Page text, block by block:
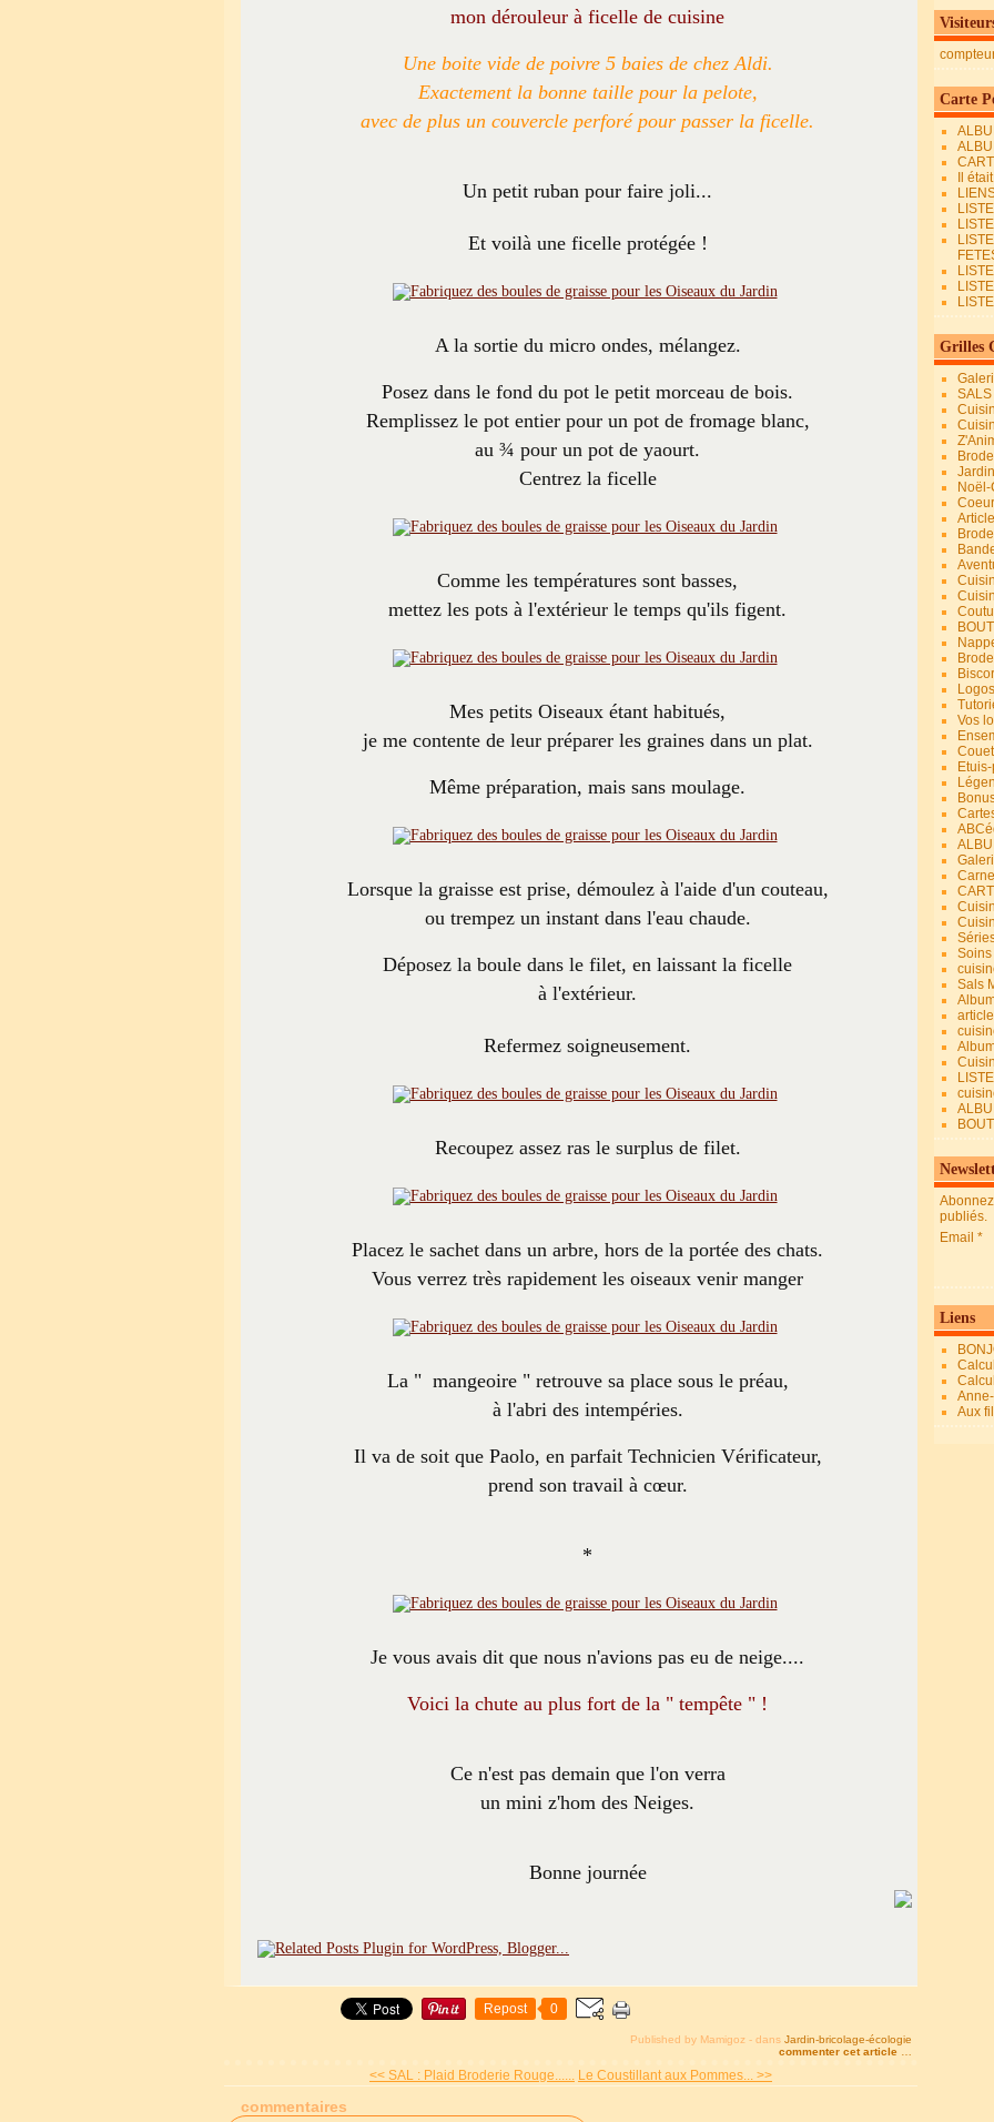
mon dérouleur à ficelle de cuisine
Une boite vide de poivre 5 baies de chez Aldi.
Exactement la bonne taille pour la pelote,
avec de plus un couvercle perforé pour passer la ficelle.
Un petit ruban pour faire joli...
Et voilà une ficelle protégée !
A la sortie du micro ondes, mélangez.
Posez dans le fond du pot le petit morceau de bois.
Remplissez le pot entier pour un pot de fromage blanc,
au ¾ pour un pot de yaourt.
Centrez la ficelle
Comme les températures sont basses,
mettez les pots à l'extérieur le temps qu'ils figent.
Mes petits Oiseaux étant habitués,
je me contente de leur préparer les graines dans un plat.
Même préparation, mais sans moulage.
Lorsque la graisse est prise, démoulez à l'aide d'un couteau,
ou trempez un instant dans l'eau chaude.
Déposez la boule dans le filet, en laissant la ficelle
à l'extérieur.
Refermez soigneusement.
Recoupez assez ras le surplus de filet.
Placez le sachet dans un arbre, hors de la portée des chats.
Vous verrez très rapidement les oiseaux venir manger
La " mangeoire " retrouve sa place sous le préau,
à l'abri des intempéries.
Il va de soit que Paolo, en parfait Technicien Vérificateur,
prend son travail à cœur.
*
Je vous avais dit que nous n'avions pas eu de neige....
Voici la chute au plus fort de la " tempête " !
Ce n'est pas demain que l'on verra
un mini z'hom des Neiges.
Bonne journée
Repost 0
Published by Mamigoz - dans Jardin-bricolage-écologie
commenter cet article
<< SAL : Plaid Broderie Rouge...... Le Coustillant aux Pommes... >>
commentaires
Carte
Il
Grilles
Vos
Sals
article
publiés.
Email
Liens
Aux